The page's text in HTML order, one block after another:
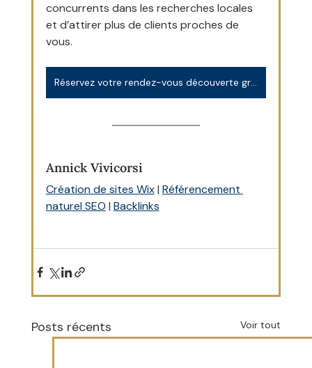
concurrents dans les recherches locales
et d’attirer plus de clients proches de
vous.
Réservez votre rendez-vous découverte gratuit et sans engagement
Annick Vivicorsi
Création de sites Wix | Référencement
naturel SEO | Backlinks
Posts récents Voir tout